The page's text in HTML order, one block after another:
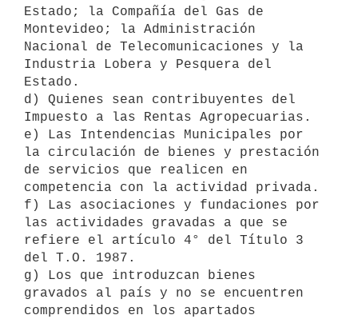
Estado; la Compañía del Gas de
Montevideo; la Administración
Nacional de Telecomunicaciones y la
Industria Lobera y Pesquera del
Estado.
d) Quienes sean contribuyentes del
Impuesto a las Rentas Agropecuarias.
e) Las Intendencias Municipales por
la circulación de bienes y prestación
de servicios que realicen en
competencia con la actividad privada.
f) Las asociaciones y fundaciones por
las actividades gravadas a que se
refiere el artículo 4° del Título 3
del T.O. 1987.
g) Los que introduzcan bienes
gravados al país y no se encuentren
comprendidos en los apartados